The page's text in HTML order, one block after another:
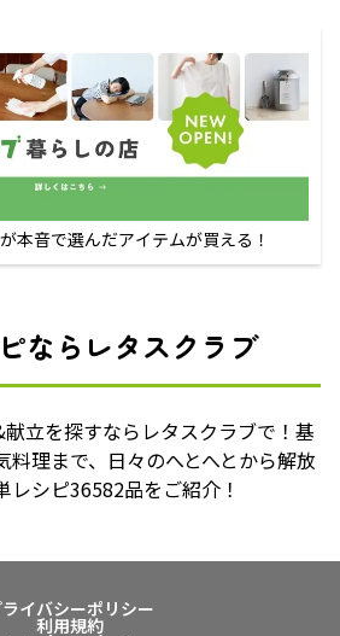
本音で選んだアイテムが買える！
ならレタスクラブ
立を探すならレタスクラブで！基
料理まで、日々のへとへとから解放
レシピ36582品をご紹介！
イバシーポリシー
利用規約